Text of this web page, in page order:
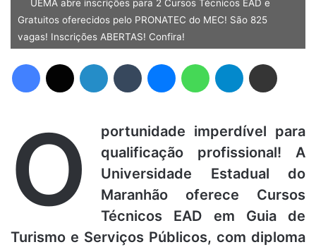
UEMA abre inscrições para 2 Cursos Técnicos EAD e
Gratuitos oferecidos pelo PRONATEC do MEC! São 825
vagas! Inscrições ABERTAS! Confira!
O
portunidade imperdível para
qualificação profissional! A
Universidade Estadual do
Maranhão oferece Cursos
Técnicos EAD em Guia de
Turismo e Serviços Públicos, com diploma